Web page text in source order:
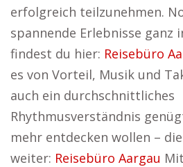
erfolgreich teilzunehmen.
spannende Erlebnisse ganz
findest du hier: Reisebüro
es von Vorteil, Musik und
auch ein durchschnittliches
Rhythmusverständnis
mehr entdecken wollen –
weiter: Reisebüro Aargau